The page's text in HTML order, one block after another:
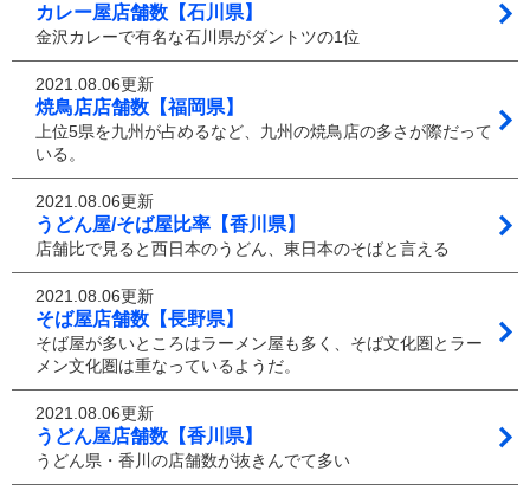
カレー屋店舗数【石川県】
金沢カレーで有名な石川県がダントツの1位
2021.08.06更新
焼鳥店店舗数【福岡県】
上位5県を九州が占めるなど、九州の焼鳥店の多さが際だって
いる。
2021.08.06更新
うどん屋/そば屋比率【香川県】
店舗比で見ると西日本のうどん、東日本のそばと言える
2021.08.06更新
そば屋店舗数【長野県】
そば屋が多いところはラーメン屋も多く、そば文化圏とラー
メン文化圏は重なっているようだ。
2021.08.06更新
うどん屋店舗数【香川県】
うどん県・香川の店舗数が抜きんでて多い